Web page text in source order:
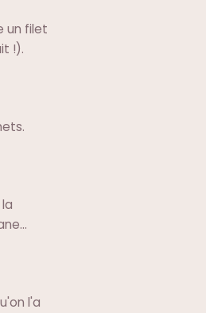
un filet
!).
l'a